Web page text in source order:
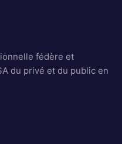
fédère et
du privé et du public en